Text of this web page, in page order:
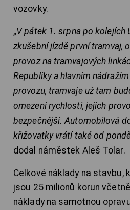
vozovky.
„V pátek 1. srpna po kolejích
zkušební jízdě první tramvaj,
provoz na tramvajových
Republiky a hlavním
provozu, tramvaje už tam
omezení rychlosti, jejich
bezpečnější. Automobilová
křižovatky vrátí také od
dodal náměstek Aleš Tolar.
Celkové náklady na stavbu,
jsou 25 milionů korun
náklady na samotnou